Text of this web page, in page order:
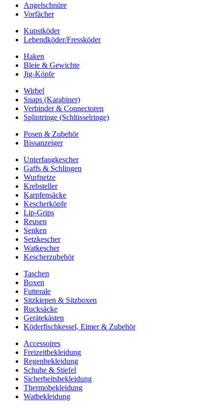
Angelschnüre
Vorfächer
Kunstköder
Lebendköder/Fressköder
Haken
Bleie & Gewichte
Jig-Köpfe
Wirbel
Snaps (Karabiner)
Verbinder & Connectoren
Splintringe (Schlüsselringe)
Posen & Zubehör
Bissanzeiger
Unterfangkescher
Gaffs & Schlingen
Wurfnetze
Krebsteller
Karpfensäcke
Kescherköpfe
Lip-Grips
Reusen
Senken
Setzkescher
Watkescher
Kescherzubehör
Taschen
Boxen
Futterale
Sitzkiepen & Sitzboxen
Rucksäcke
Gerätekästen
Köderfischkessel, Eimer & Zubehör
Accessoires
Freizeitbekleidung
Regenbekleidung
Schuhe & Stiefel
Sicherheitsbekleidung
Thermobekleidung
Watbekleidung